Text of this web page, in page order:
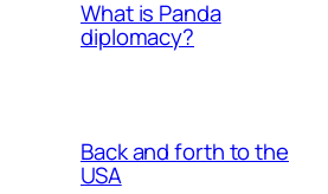
What is Panda
diplomacy?
Back and forth to the
USA